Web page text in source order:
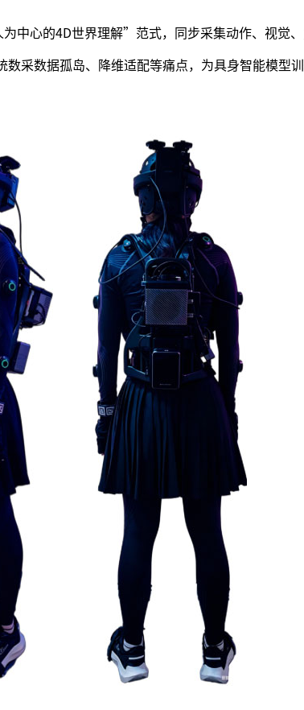
中心的4D世界理解”范式，同步采集动作、视觉
采数据孤岛、降维适配等痛点，为具身智能模型